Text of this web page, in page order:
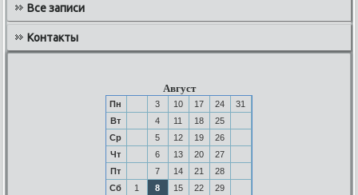
Все записи
Контакты
Август
Пн 3 10 17 24
31
Вт
4 11 18
25
Ср
5 12 19
26
Чт
6 13 20
27
Пт
7 14 21
28
Сб
1 8 15 22
29